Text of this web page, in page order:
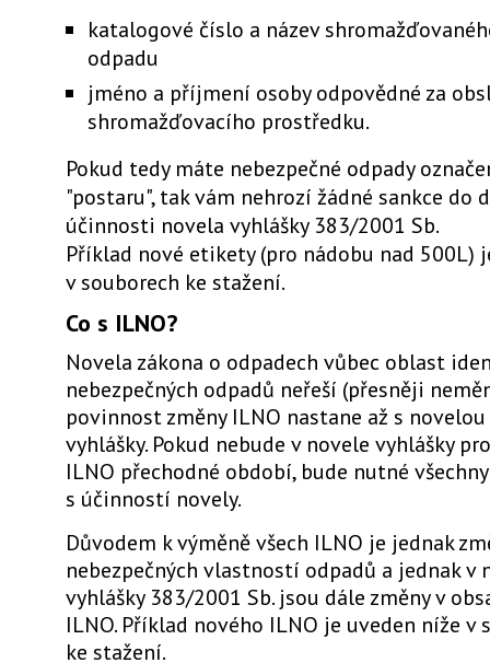
katalogové číslo a název
odpadu
jméno a příjmení osoby odpovědné za
shromažďovacího prostředku.
Pokud tedy máte nebezpečné odpady
"postaru", tak vám nehrozí žádné sankce do
účinnosti novela vyhlášky 383/2001 Sb.
Příklad nové etikety (pro nádobu nad 500L)
v souborech ke stažení.
Co s ILNO?
Novela zákona o odpadech vůbec oblast
nebezpečných odpadů neřeší (přesněji
povinnost změny ILNO nastane až s
vyhlášky. Pokud nebude v novele vyhlášky pro
ILNO přechodné období, bude nutné
s účinností novely.
Důvodem k výměně všech ILNO je jednak
nebezpečných vlastností odpadů a jednak v
vyhlášky 383/2001 Sb. jsou dále změny v
ILNO. Příklad nového ILNO je uveden níže v
ke stažení.